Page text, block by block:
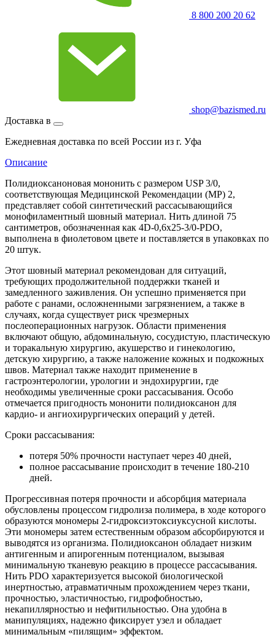
8 800 200 20 62
shop@bazismed.ru
Доставка в
Ежедневная доставка по всей России из г. Уфа
Описание
Полидиоксаноновая мононить с размером USP 3/0,
соответствующая Медицинской Рекомендации (МР) 2,
представляет собой синтетический рассасывающийся
монофиламентный шовный материал. Нить длиной 75
сантиметров, обозначенная как 4D-0,6х25-3/0-PDO,
выполнена в фиолетовом цвете и поставляется в упаковках по
20 штук.
Этот шовный материал рекомендован для ситуаций,
требующих продолжительной поддержки тканей и
замедленного заживления. Он успешно применяется при
работе с ранами, осложненными загрязнением, а также в
случаях, когда существует риск чрезмерных
послеоперационных нагрузок. Области применения
включают общую, абдоминальную, сосудистую, пластическую
и торакальную хирургию, акушерство и гинекологию,
детскую хирургию, а также наложение кожных и подкожных
швов. Материал также находит применение в
гастроэнтерологии, урологии и эндохирургии, где
необходимы увеличенные сроки рассасывания. Особо
отмечается пригодность мононити полидиоксанон для
кардио- и ангиохирургических операций у детей.
Сроки рассасывания:
потеря 50% прочности наступает через 40 дней,
полное рассасывание происходит в течение 180-210
дней.
Прогрессивная потеря прочности и абсорбция материала
обусловлены процессом гидролиза полимера, в ходе которого
образуются мономеры 2-гидроксиэтоксиуксусной кислоты.
Эти мономеры затем естественным образом абсорбируются и
выводятся из организма. Полидиоксанон обладает низким
антигенным и апирогенным потенциалом, вызывая
минимальную тканевую реакцию в процессе рассасывания.
Нить PDO характеризуется высокой биологической
инертностью, атравматичным прохождением через ткани,
прочностью, эластичностью, гидрофобностью,
некапиллярностью и нефитильностью. Она удобна в
манипуляциях, надежно фиксирует узел и обладает
минимальным «пилящим» эффектом.